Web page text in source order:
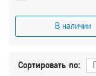
В наличии
Сортировать по: